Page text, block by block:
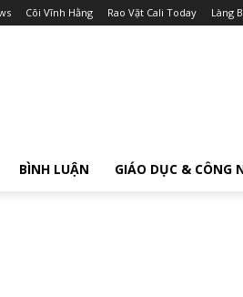
Cõi Vĩnh Hằng Rao Vặt Cali Today Làng
BÌNH LUẬN GIÁO DỤC & CÔNG